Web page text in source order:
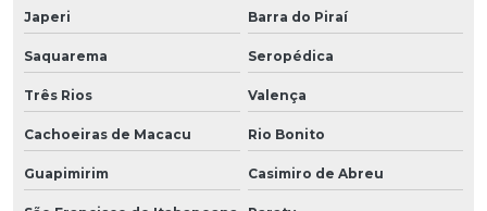
Japeri Barra do Piraí
Saquarema Seropédica
Três Rios Valença
Cachoeiras de Macacu Rio Bonito
Guapimirim Casimiro de Abreu